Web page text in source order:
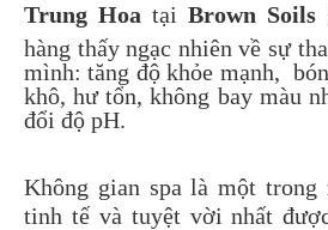
Trung Hoa tại Brown Soils
hàng thấy ngạc nhiên về sự
mình: tăng độ khỏe mạnh,
khô, hư tổn, không bay màu
đổi độ pH.
Không gian spa là một trong
tinh tế và tuyệt vời nhất